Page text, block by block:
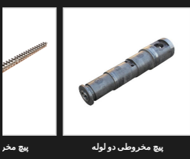
پیچ مخروطی دو لوله